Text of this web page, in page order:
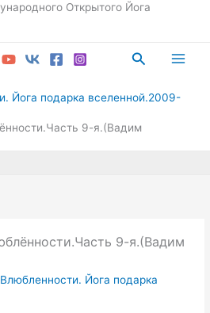
Открытого Йога
Поиск
Йога подарка вселенной.2009-
9-я.(Вадим
9-я.(Вадим
Йога подарка